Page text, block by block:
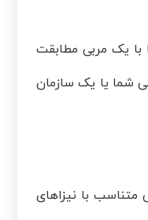
با یک مربی مطابقت
شما یا یک سازمان
متناسب با نیزاهای